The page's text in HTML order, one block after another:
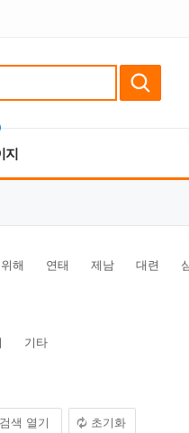
지
위해 연태 제남 대련
기타
색 열기 초기화